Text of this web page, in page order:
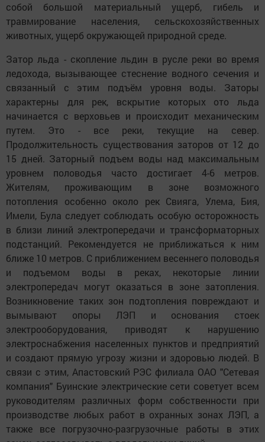
собой большой материальный ущерб, гибель и
травмирование населения, сельскохозяйственных
животных, ущерб окружающей природной среде.
Затор льда - скопление льдин в русле реки во время
ледохода, вызывающее стеснение водного сечения и
связанный с этим подъём уровня воды. Заторы
характерны для рек, вскрытие которых ото льда
начинается с верховьев и происходит механическим
путем. Это - все реки, текущие на север.
Продолжительность существования заторов от 12 до
15 дней. Заторный подъем воды над максимальным
уровнем половодья часто достигает 4-6 метров.
Жителям, проживающим в зоне возможного
потопления особенно около рек Свияга, Улема, Бия,
Имели, Була следует соблюдать особую осторожность
в близи линий электропередачи и трансформаторных
подстанций. Рекомендуется не приближаться к ним
ближе 10 метров. С приближением весеннего половодья
и подъемом воды в реках, некоторые линии
электропередач могут оказаться в зоне затопления.
Возникновение таких зон подтопления повреждают и
вымывают опоры ЛЭП и основания стоек
электрооборудования, приводят к нарушению
электроснабжения населенных пунктов и предприятий
и создают прямую угрозу жизни и здоровью людей. В
связи с этим, Апастовский РЭС филиала ОАО "Сетевая
компания" Буинские электрические сети советует всем
руководителям различных форм собственности при
производстве любых работ в охранных зонах ЛЭП, а
также все погрузочно-разгрузочные работы в этих